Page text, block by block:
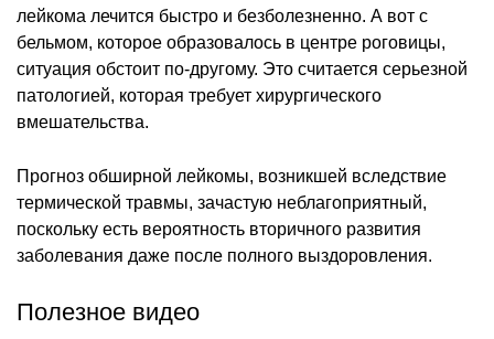
лейкома лечится быстро и безболезненно. А вот с
бельмом, которое образовалось в центре роговицы,
ситуация обстоит по-другому. Это считается серьезной
патологией, которая требует хирургического
вмешательства.
Прогноз обширной лейкомы, возникшей вследствие
термической травмы, зачастую неблагоприятный,
поскольку есть вероятность вторичного развития
заболевания даже после полного выздоровления.
Полезное видео